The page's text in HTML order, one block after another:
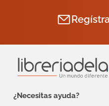
¿Necesitas ayuda?